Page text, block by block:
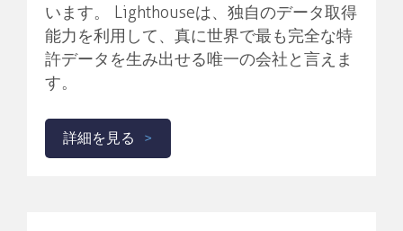
います。 Lighthouseは、独自のデータ取得
能力を利用して、真に世界で最も完全な特
許データを生み出せる唯一の会社と言えま
す。
詳細を見る